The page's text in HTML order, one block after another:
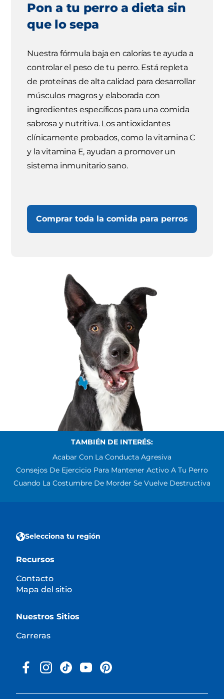
Pon a tu perro a dieta sin
que lo sepa
Nuestra fórmula baja en calorías te ayuda a
controlar el peso de tu perro. Está repleta
de proteínas de alta calidad para desarrollar
músculos magros y elaborada con
ingredientes específicos para una comida
sabrosa y nutritiva. Los antioxidantes
clínicamente probados, como la vitamina C
y la vitamina E, ayudan a promover un
sistema inmunitario sano.
Comprar toda la comida para perros
TAMBIÉN DE INTERÉS:
Acabar Con La Conducta Agresiva
Consejos De Ejercicio Para Mantener Activo A Tu Perro
Cuando La Costumbre De Morder Se Vuelve Destructiva
Selecciona tu región
Recursos
Contacto
Mapa del sitio
Nuestros Sitios
Carreras